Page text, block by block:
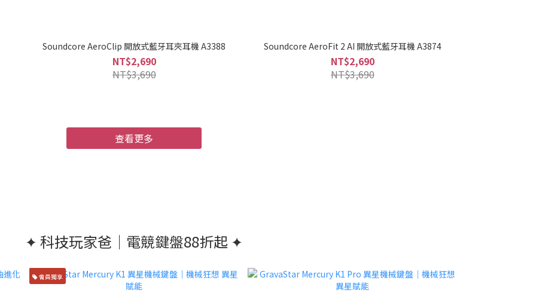
Soundcore AeroClip 開放式藍牙耳夾耳機 A3388
NT$2,690
NT$3,690
Soundcore AeroFit 2 AI 開放式藍牙耳機 A3874
NT$2,690
NT$3,690
查看更多
✦ 科技玩家爸｜電競鍵盤88折起 ✦
會員獨享